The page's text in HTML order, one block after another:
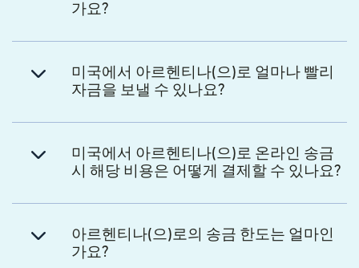
가요?
미국에서 아르헨티나(으)로 얼마나 빨리
자금을 보낼 수 있나요?
미국에서 아르헨티나(으)로 온라인 송금
시 해당 비용은 어떻게 결제할 수 있나요?
아르헨티나(으)로의 송금 한도는 얼마인
가요?